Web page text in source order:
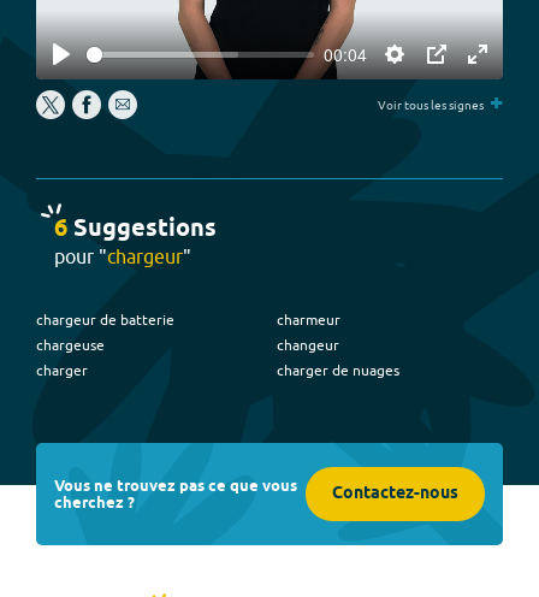
Play
00:04
Settings
PIP
Enter
Voir tous les signes +
6Suggestions
pour "chargeur"
chargeur de batterie
chargeuse
charger
charmeur
changeur
charger de nuages
Vous ne trouvez pas ce que vous
cherchez ? Contactez-nous